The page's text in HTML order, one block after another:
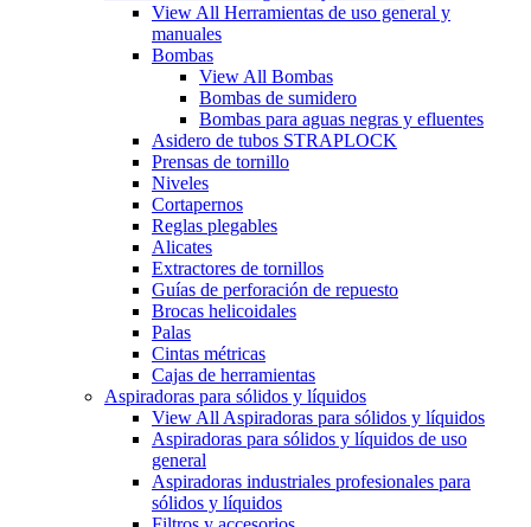
View All Herramientas de uso general y
manuales
Bombas
View All Bombas
Bombas de sumidero
Bombas para aguas negras y efluentes
Asidero de tubos STRAPLOCK
Prensas de tornillo
Niveles
Cortapernos
Reglas plegables
Alicates
Extractores de tornillos
Guías de perforación de repuesto
Brocas helicoidales
Palas
Cintas métricas
Cajas de herramientas
Aspiradoras para sólidos y líquidos
View All Aspiradoras para sólidos y líquidos
Aspiradoras para sólidos y líquidos de uso
general
Aspiradoras industriales profesionales para
sólidos y líquidos